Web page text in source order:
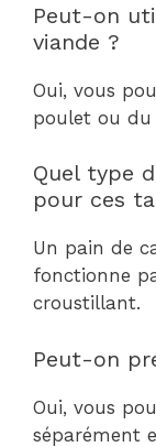
Peut-on
viande ?
Oui, vous
poulet ou du
Quel type
pour ces
Un pain de
fonctionne
croustillant.
Peut-on
Oui, vous
séparément